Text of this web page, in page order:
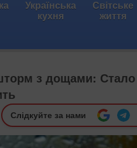
Українська
кухня
Світське
життя
з дощами: Стало
Слідкуйте за нами